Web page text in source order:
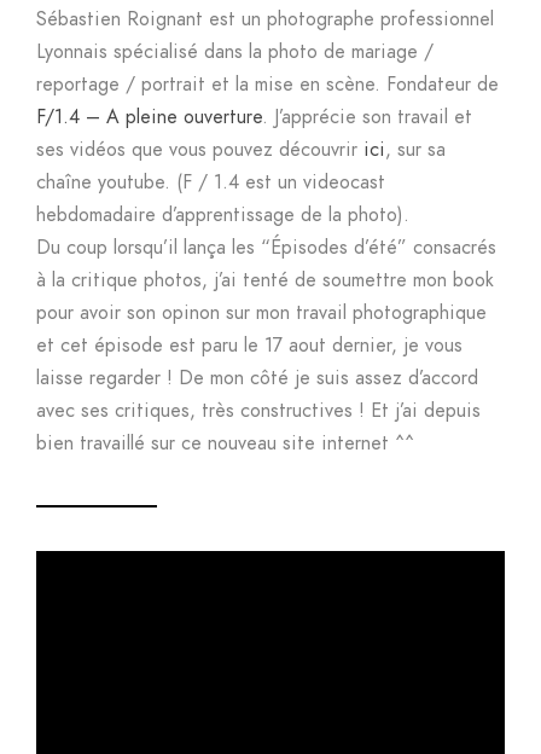
Sébastien Roignant est un photographe professionnel
Lyonnais spécialisé dans la photo de mariage /
reportage / portrait et la mise en scène. Fondateur de
F/1.4 – A pleine ouverture. J’apprécie son travail et
ses vidéos que vous pouvez découvrir ici, sur sa
chaîne youtube. (F / 1.4 est un videocast
hebdomadaire d’apprentissage de la photo).
Du coup lorsqu’il lança les “Épisodes d’été” consacrés
à la critique photos, j’ai tenté de soumettre mon book
pour avoir son opinon sur mon travail photographique
et cet épisode est paru le 17 aout dernier, je vous
laisse regarder ! De mon côté je suis assez d’accord
avec ses critiques, très constructives ! Et j’ai depuis
bien travaillé sur ce nouveau site internet ^^